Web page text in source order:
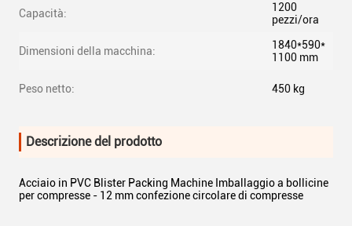
Capacità:
1200
pezzi/ora
Dimensioni della macchina:
1840*590*
1100 mm
Peso netto: 450 kg
Descrizione del prodotto
Acciaio in PVC Blister Packing Machine Imballaggio a bollicine
per compresse - 12 mm confezione circolare di compresse